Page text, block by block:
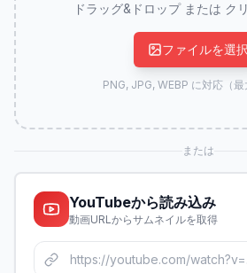
ドラッグ&ドロップ または ク
ファイルを選択
PNG, JPG, WEBP に対応（最
または
YouTubeから読み込み
動画URLからサムネイルを取得